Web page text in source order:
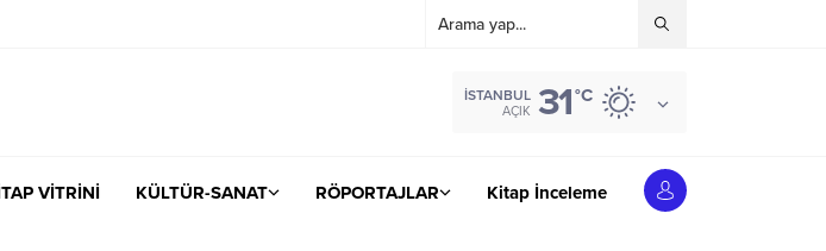
İSTANBUL
AÇIK 31°C
VİTRİNİ KÜLTÜR-SANAT RÖPORTAJLAR Kitap İnceleme